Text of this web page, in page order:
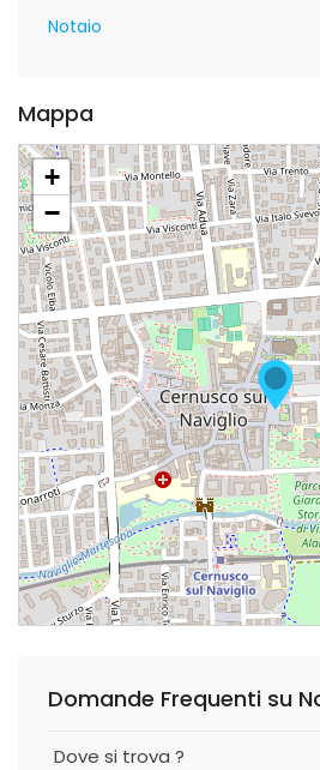
Notaio
Mappa
+
−
Dove si trova ?